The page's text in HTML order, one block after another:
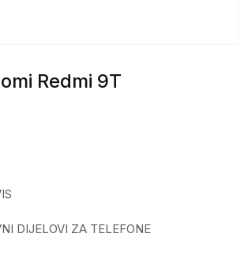
Redmi 9T
DIJELOVI ZA TELEFONE